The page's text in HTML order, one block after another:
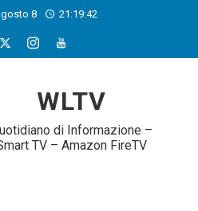
8 21:19:42
WLTV
di Informazione –
TV – Amazon FireTV